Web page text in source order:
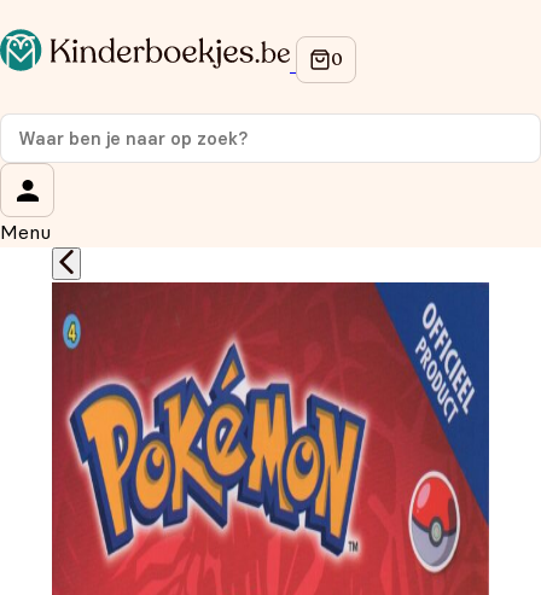
Menu
Op de hoogte blijven van onze acties?
Meld je aan voor onze nieuwsbrief en ontvang
korting
Wat is je voornaam?
Wat is je e-mailadres?*
Aanmelden
We gebruiken je gegevens om contact op te nemen, in
overeenstemming met ons
privacybeleid.